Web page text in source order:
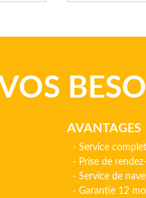
AVANTAGES
- Service
- Prise de
- Service de
- Garantie 12